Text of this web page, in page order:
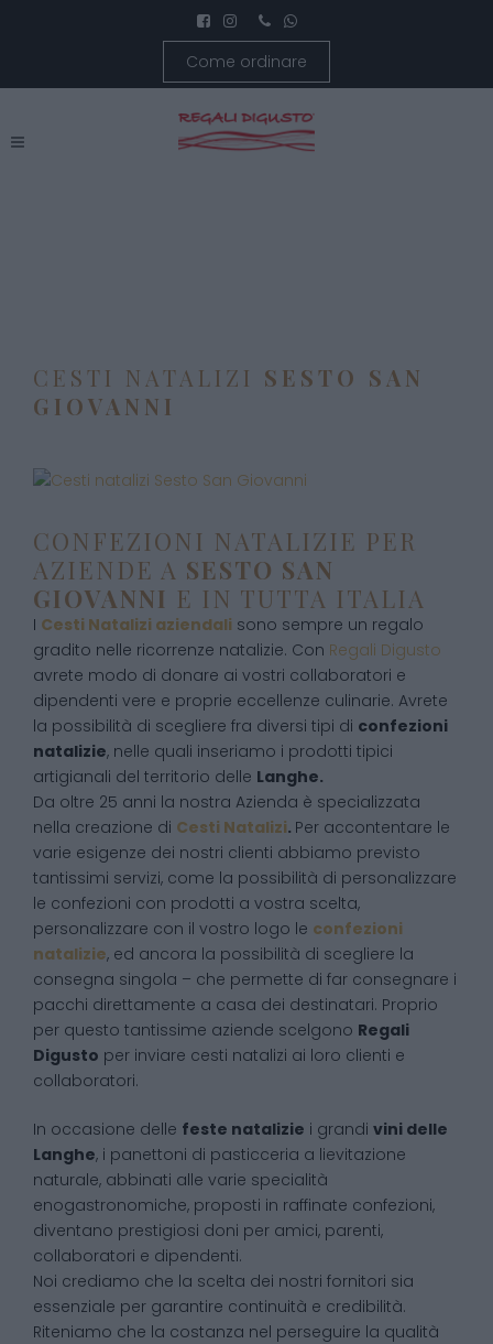
Come ordinare
CESTI NATALIZI SESTO SAN
GIOVANNI
CONFEZIONI NATALIZIE PER
AZIENDE A SESTO SAN
GIOVANNI E IN TUTTA ITALIA
I Cesti Natalizi aziendali sono sempre un regalo
gradito nelle ricorrenze natalizie. Con Regali Digusto
avrete modo di donare ai vostri collaboratori e
dipendenti vere e proprie eccellenze culinarie. Avrete
la possibilità di scegliere fra diversi tipi di confezioni
natalizie, nelle quali inseriamo i prodotti tipici
artigianali del territorio delle Langhe.
Da oltre 25 anni la nostra Azienda è specializzata
nella creazione di Cesti Natalizi. Per accontentare le
varie esigenze dei nostri clienti abbiamo previsto
tantissimi servizi, come la possibilità di personalizzare
le confezioni con prodotti a vostra scelta,
personalizzare con il vostro logo le confezioni
natalizie, ed ancora la possibilità di scegliere la
consegna singola – che permette di far consegnare i
pacchi direttamente a casa dei destinatari. Proprio
per questo tantissime aziende scelgono Regali
Digusto per inviare cesti natalizi ai loro clienti e
collaboratori.
In occasione delle feste natalizie i grandi vini delle
Langhe, i panettoni di pasticceria a lievitazione
naturale, abbinati alle varie specialità
enogastronomiche, proposti in raffinate confezioni,
diventano prestigiosi doni per amici, parenti,
collaboratori e dipendenti.
Noi crediamo che la scelta dei nostri fornitori sia
essenziale per garantire continuità e credibilità.
Riteniamo che la costanza nel perseguire la qualità